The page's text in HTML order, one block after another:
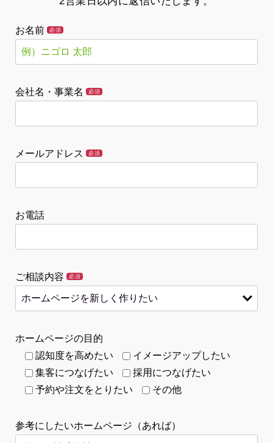
お名前 必須
会社名・事業名 必須
メールアドレス 必須
お電話
ご相談内容 必須
ホームページの目的
認知度を高めたい
イメージアップしたい
集客につなげたい
採用につなげたい
予約や注文をとりたい
その他
参考にしたいホームページ（あれば）